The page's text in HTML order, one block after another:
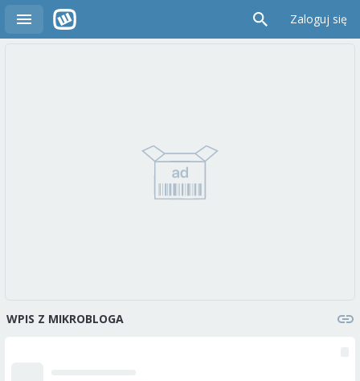
Zaloguj się
WPIS Z MIKROBLOGA